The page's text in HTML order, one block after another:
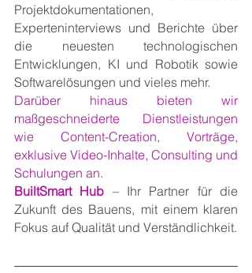
Projektdokumentationen,
Experteninterviews und Berichte über
die neuesten technologischen
Entwicklungen, KI und Robotik sowie
Softwarelösungen und vieles mehr.
Darüber hinaus bieten wir
maßgeschneiderte Dienstleistungen
wie Content-Creation, Vorträge,
exklusive Video-Inhalte, Consulting und
Schulungen an.
BuiltSmart Hub – Ihr Partner für die
Zukunft des Bauens, mit einem klaren
Fokus auf Qualität und Verständlichkeit.